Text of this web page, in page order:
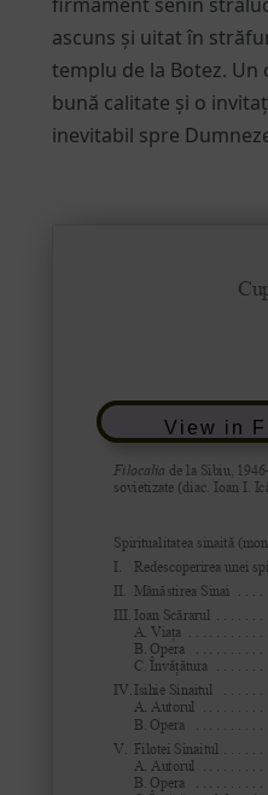
ascuns și uitat în
templu de la Botez. Un
bună calitate și o
inevitabil spre
View in